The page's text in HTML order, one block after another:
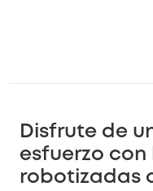
Disfrute de
esfuerzo
robotizadas